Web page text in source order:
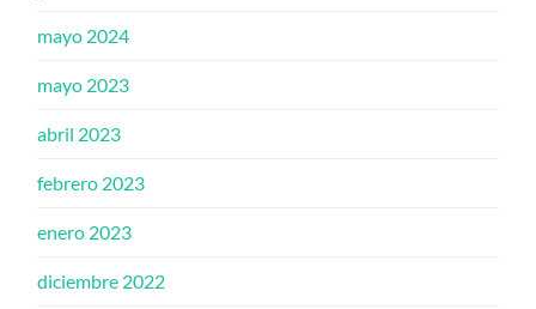
mayo 2024
mayo 2023
abril 2023
febrero 2023
enero 2023
diciembre 2022